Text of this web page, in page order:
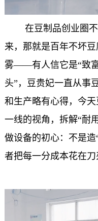
在豆制品创业圈不
来，那就是百年不坏
雾——有人信它是“致
头”，豆贵妃一直从事
和生产略有心得，今
一线的视角，拆解“耐
做设备的初心：不是
者把每一分成本花在刀